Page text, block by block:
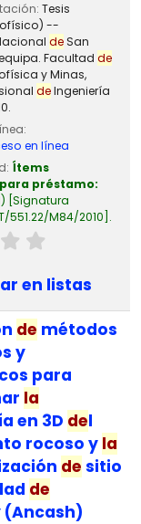
Tesis
--
deSan
Facultad de
y Minas,
deIngeniería
en línea
Ítems
préstamo:
Signatura
551.22/M84/2010 .
en listas
de métodos
y
para
la
en 3D del
rocoso y la
de sitio
de
(Ancash)